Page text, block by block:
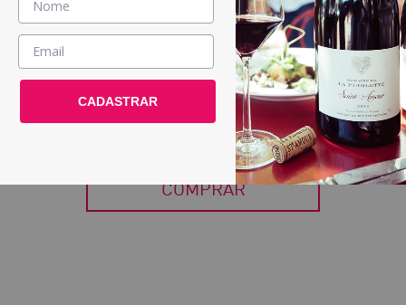
Vinhos >
País / Região >
Le Club >
Maison Alain de la Treille
Chinon 2023
POR:R$ 219,00
COMPRAR
CADASTRAR